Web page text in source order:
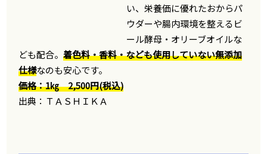
い、栄養価に優れたおからパ
ウダーや腸内環境を整えるビ
ール酵母・オリーブオイルな
ども配合。着色料・香料・なども使用していない無添加
仕様なのも安心です。
価格：1㎏ 2,500円(税込)
出典：ＴＡＳＨＩＫＡ